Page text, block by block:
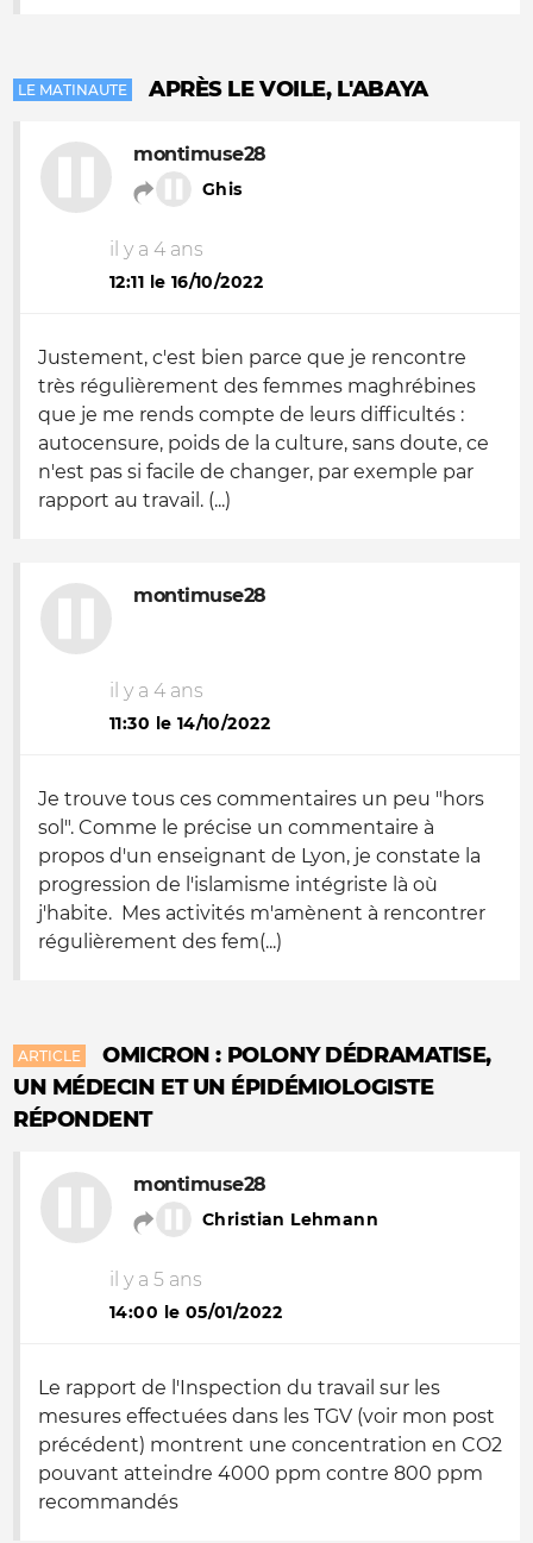
LE MATINAUTE APRÈS LE VOILE, L'ABAYA
montimuse28
Ghis
il y a 4 ans
12:11 le 16/10/2022
Justement, c'est bien parce que je rencontre
très régulièrement des femmes maghrébines
que je me rends compte de leurs difficultés :
autocensure, poids de la culture, sans doute, ce
n'est pas si facile de changer, par exemple par
rapport au travail. (...)
montimuse28
il y a 4 ans
11:30 le 14/10/2022
Je trouve tous ces commentaires un peu "hors
sol". Comme le précise un commentaire à
propos d'un enseignant de Lyon, je constate la
progression de l'islamisme intégriste là où
j'habite. Mes activités m'amènent à rencontrer
régulièrement des fem(...)
ARTICLE
OMICRON : POLONY DÉDRAMATISE,
UN MÉDECIN ET UN ÉPIDÉMIOLOGISTE
RÉPONDENT
montimuse28
Christian Lehmann
il y a 5 ans
14:00 le 05/01/2022
Le rapport de l'Inspection du travail sur les
mesures effectuées dans les TGV (voir mon post
précédent) montrent une concentration en CO2
pouvant atteindre 4000 ppm contre 800 ppm
recommandés